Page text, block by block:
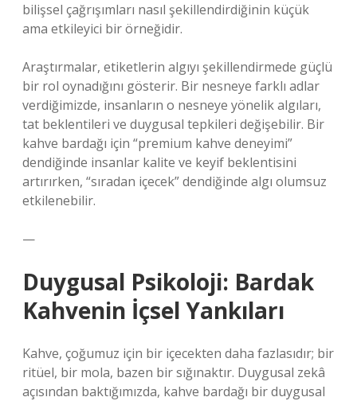
bilişsel çağrışımları nasıl şekillendirdiğinin küçük
ama etkileyici bir örneğidir.
Araştırmalar, etiketlerin algıyı şekillendirmede güçlü
bir rol oynadığını gösterir. Bir nesneye farklı adlar
verdiğimizde, insanların o nesneye yönelik algıları,
tat beklentileri ve duygusal tepkileri değişebilir. Bir
kahve bardağı için “premium kahve deneyimi”
dendiğinde insanlar kalite ve keyif beklentisini
artırırken, “sıradan içecek” dendiğinde algı olumsuz
etkilenebilir.
—
Duygusal Psikoloji: Bardak
Kahvenin İçsel Yankıları
Kahve, çoğumuz için bir içecekten daha fazlasıdır; bir
ritüel, bir mola, bazen bir sığınaktır. Duygusal zekâ
açısından baktığımızda, kahve bardağı bir duygusal